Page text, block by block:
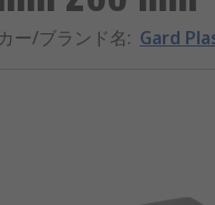
ー/ブランド名: Gard